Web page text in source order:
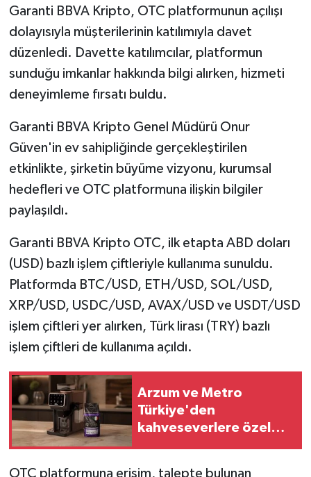
Garanti BBVA Kripto, OTC platformunun açılışı
dolayısıyla müşterilerinin katılımıyla davet
düzenledi. Davette katılımcılar, platformun
sunduğu imkanlar hakkında bilgi alırken, hizmeti
deneyimleme fırsatı buldu.
Garanti BBVA Kripto Genel Müdürü Onur
Güven'in ev sahipliğinde gerçekleştirilen
etkinlikte, şirketin büyüme vizyonu, kurumsal
hedefleri ve OTC platformuna ilişkin bilgiler
paylaşıldı.
Garanti BBVA Kripto OTC, ilk etapta ABD doları
(USD) bazlı işlem çiftleriyle kullanıma sunuldu.
Platformda BTC/USD, ETH/USD, SOL/USD,
XRP/USD, USDC/USD, AVAX/USD ve USDT/USD
işlem çiftleri yer alırken, Türk lirası (TRY) bazlı
işlem çiftleri de kullanıma açıldı.
Arzum ve Metro
Türkiye'den
kahveseverlere özel
OTC platformuna erişim, talepte bulunan